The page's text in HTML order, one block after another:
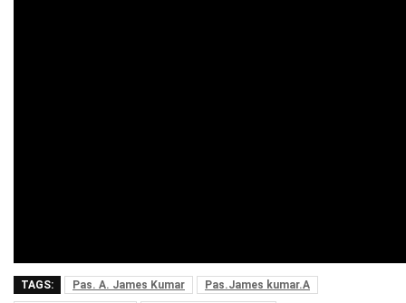
TAGS: Pas. A. James Kumar
Pas.James kumar.A